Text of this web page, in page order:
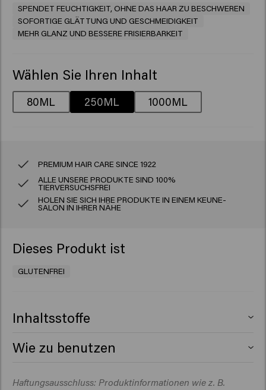
SPENDET FEUCHTIGKEIT, OHNE DAS HAAR ZU BESCHWEREN
SOFORTIGE GLÄTTUNG UND GESCHMEIDIGKEIT
MEHR GLANZ UND BESSERE FRISIERBARKEIT
Wählen Sie Ihren Inhalt
80ML 250ML 1000ML
PREMIUM HAIR CARE SINCE 1922
ALLE UNSERE PRODUKTE SIND 100%
TIERVERSUCHSFREI
HOLEN SIE SICH IHRE PRODUKTE IN EINEM KEUNE-
SALON IN IHRER NÄHE
Dieses Produkt ist
GLUTENFREI
Inhaltsstoffe
Behentrimonium Chloride, Oleic acid,
(Fragrance), Butyrospermum Parkii (Shea) Butter, Citric
Wie zu benutzen
einwirken lassen und gründlich ausspülen.
Haftungsausschluss: Produktinformationen wie z. B.